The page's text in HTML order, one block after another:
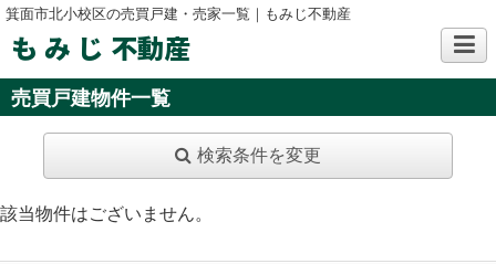
箕面市北小校区の売買戸建・売家一覧｜もみじ不動産
も み じ 不動産
売買戸建物件一覧
検索条件を変更
該当物件はございません。